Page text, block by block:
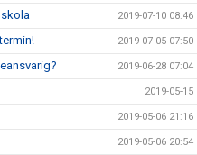
2019-07-10 08:46
2019-07-05 07:50
2019-06-28 07:04
2019-05-15
2019-05-06 21:16
2019-05-06 20:54